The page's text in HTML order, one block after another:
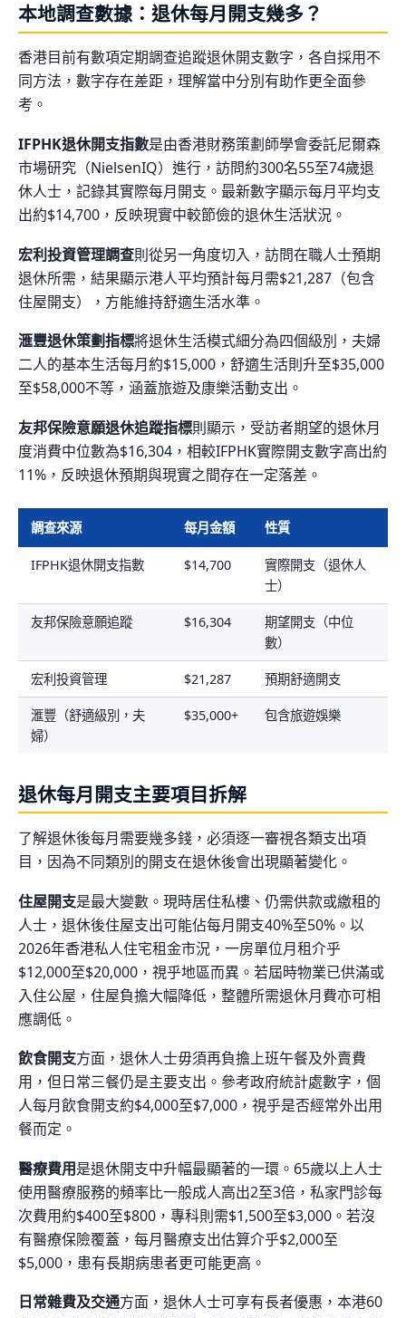
本地調查數據：退休每月開支幾多？
香港目前有數項定期調查追蹤退休開支數字，各自採用不
同方法，數字存在差距，理解當中分別有助作更全面參
考。
IFPHK退休開支指數是由香港財務策劃師學會委託尼爾森
市場研究（NielsenIQ）進行，訪問約300名55至74歲退
休人士，記錄其實際每月開支。最新數字顯示每月平均支
出約$14,700，反映現實中較節儉的退休生活狀況。
宏利投資管理調查則從另一角度切入，訪問在職人士預期
退休所需，結果顯示港人平均預計每月需$21,287（包含
住屋開支），方能維持舒適生活水準。
滙豐退休策劃指標將退休生活模式細分為四個級別，夫婦
二人的基本生活每月約$15,000，舒適生活則升至$35,000
至$58,000不等，涵蓋旅遊及康樂活動支出。
友邦保險意願退休追蹤指標則顯示，受訪者期望的退休月
度消費中位數為$16,304，相較IFPHK實際開支數字高出約
11%，反映退休預期與現實之間存在一定落差。
調查來源 每月金額 性質
IFPHK退休開支指數 $14,700
實際開支（退休人
士）
友邦保險意願追蹤 $16,304
期望開支（中位
數）
宏利投資管理 $21,287 預期舒適開支
滙豐（舒適級別，夫
婦）
$35,000+ 包含旅遊娛樂
退休每月開支主要項目拆解
了解退休後每月需要幾多錢，必須逐一審視各類支出項
目，因為不同類別的開支在退休後會出現顯著變化。
住屋開支是最大變數。現時居住私樓、仍需供款或繳租的
人士，退休後住屋支出可能佔每月開支40%至50%。以
2026年香港私人住宅租金市況，一房單位月租介乎
$12,000至$20,000，視乎地區而異。若屆時物業已供滿或
入住公屋，住屋負擔大幅降低，整體所需退休月費亦可相
應調低。
飲食開支方面，退休人士毋須再負擔上班午餐及外賣費
用，但日常三餐仍是主要支出。參考政府統計處數字，個
人每月飲食開支約$4,000至$7,000，視乎是否經常外出用
餐而定。
醫療費用是退休開支中升幅最顯著的一環。65歲以上人士
使用醫療服務的頻率比一般成人高出2至3倍，私家門診每
次費用約$400至$800，專科則需$1,500至$3,000。若沒
有醫療保險覆蓋，每月醫療支出估算介乎$2,000至
$5,000，患有長期病患者更可能更高。
日常雜費及交通方面，退休人士可享有長者優惠，本港60